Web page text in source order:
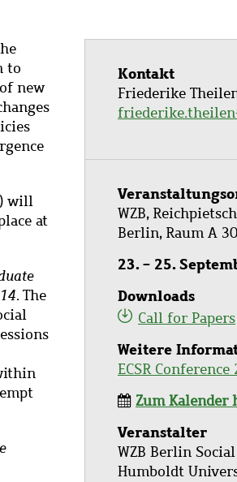
to
new
will
at
. The
Kontakt
Friederike
WZB,
Berlin, Raum A
23. - 25.
Downloads
Call for Papers
Weitere
ECSR Conference
Zum Kalender
Veranstalter
WZB Berlin
Humboldt